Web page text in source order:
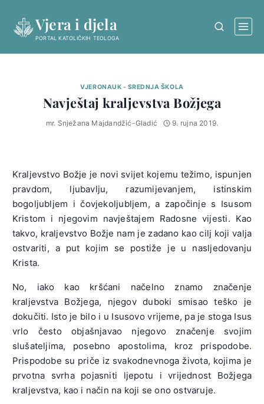
content
Vjera i djela
PORTAL KATOLIČKIH TEOLOGA
VJERONAUK - SREDNJA ŠKOLA
Navještaj kraljevstva Božjega
mr. Snježana Majdandžić-Gladić 9. rujna 2019.
Kraljevstvo Božje je novi svijet kojemu težimo, ispunjen
pravdom, ljubavlju, razumijevanjem, istinskim
bogoljubljem i čovjekoljubljem, a započinje s Isusom
Kristom i njegovim navještajem Radosne vijesti. Kao
takvo, kraljevstvo Božje nam je zadano kao cilj koji valja
ostvariti, a put kojim se postiže je u nasljedovanju
Krista.
No, iako kao kršćani načelno znamo značenje
kraljevstva Božjega, njegov duboki smisao teško je
dokučiti. Isto je bilo i u Isusovo vrijeme, pa je stoga Isus
vrlo često objašnjavao njegovo značenje svojim
slušateljima, posebno apostolima, kroz prispodobe.
Prispodobe su priče iz svakodnevnoga života, kojima je
prvotna svrha pojasniti ljepotu i vrijednost Božjega
kraljevstva, kao i način na koji se ono ostvaruje.